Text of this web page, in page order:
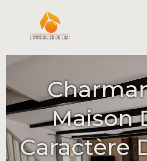
Maison
Caractère